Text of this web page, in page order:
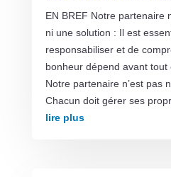
EN BREF Notre partenaire
ni une solution : Il est
responsabiliser et de
bonheur dépend avant tout
Notre partenaire n’est pas
Chacun doit gérer ses
lire plus